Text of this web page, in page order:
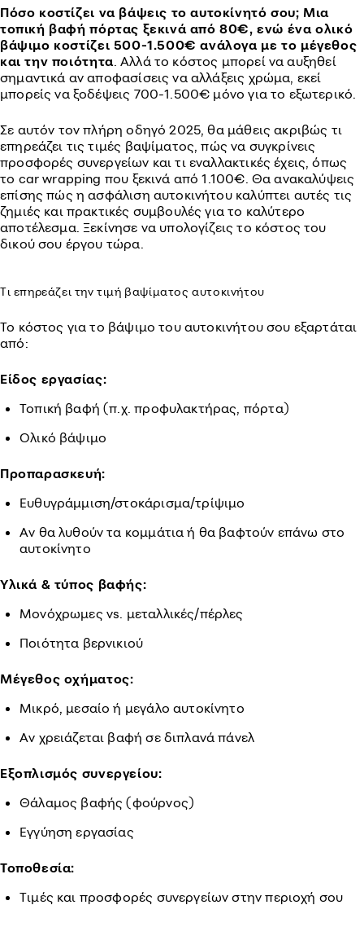
Πόσο κοστίζει να βάψεις το αυτοκίνητό σου; Μια
τοπική βαφή πόρτας ξεκινά από 80€, ενώ ένα ολικό
βάψιμο κοστίζει 500-1.500€ ανάλογα με το μέγεθος
και την ποιότητα. Αλλά το κόστος μπορεί να αυξηθεί
σημαντικά αν αποφασίσεις να αλλάξεις χρώμα, εκεί
μπορείς να ξοδέψεις 700-1.500€ μόνο για το εξωτερικό.
Σε αυτόν τον πλήρη οδηγό 2025, θα μάθεις ακριβώς τι
επηρεάζει τις τιμές βαψίματος, πώς να συγκρίνεις
προσφορές συνεργείων και τι εναλλακτικές έχεις, όπως
το car wrapping που ξεκινά από 1.100€. Θα ανακαλύψεις
επίσης πώς η ασφάλιση αυτοκινήτου καλύπτει αυτές τις
ζημιές και πρακτικές συμβουλές για το καλύτερο
αποτέλεσμα. Ξεκίνησε να υπολογίζεις το κόστος του
δικού σου έργου τώρα.
Τι επηρεάζει την τιμή βαψίματος αυτοκινήτου
Το κόστος για το βάψιμο του αυτοκινήτου σου εξαρτάται
από:
Είδος εργασίας:
Τοπική βαφή (π.χ. προφυλακτήρας, πόρτα)
Ολικό βάψιμο
Προπαρασκευή:
Ευθυγράμμιση/στοκάρισμα/τρίψιμο
Αν θα λυθούν τα κομμάτια ή θα βαφτούν επάνω στο
αυτοκίνητο
Υλικά & τύπος βαφής:
Μονόχρωμες vs. μεταλλικές/πέρλες
Ποιότητα βερνικιού
Μέγεθος οχήματος:
Μικρό, μεσαίο ή μεγάλο αυτοκίνητο
Αν χρειάζεται βαφή σε διπλανά πάνελ
Εξοπλισμός συνεργείου:
Θάλαμος βαφής (φούρνος)
Εγγύηση εργασίας
Τοποθεσία:
Τιμές και προσφορές συνεργείων στην περιοχή σου